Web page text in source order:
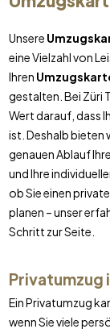
Unsere
eine Vielzahl von
Ihren
gestalten. Bei Züri
Wert darauf, dass
ist. Deshalb bieten
genauen Ablauf
und Ihre
ob Sie einen
planen – unser
Schritt zur Seite.
Privatumzug
Ein Privatumzug
wenn Sie viele